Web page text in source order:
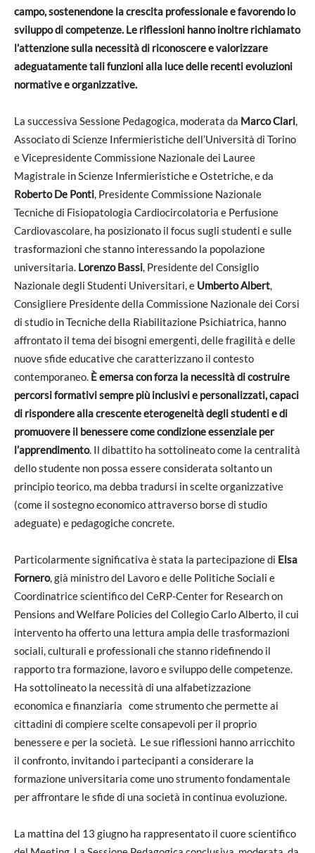
campo, sostenendone la crescita professionale e favorendo lo
sviluppo di competenze. Le riflessioni hanno inoltre richiamato
l’attenzione sulla necessità di riconoscere e valorizzare
adeguatamente tali funzioni alla luce delle recenti evoluzioni
normative e organizzative.
La successiva Sessione Pedagogica, moderata da Marco Clari,
Associato di Scienze Infermieristiche dell’Università di Torino
e Vicepresidente Commissione Nazionale dei Lauree
Magistrale in Scienze Infermieristiche e Ostetriche, e da
Roberto De Ponti, Presidente Commissione Nazionale
Tecniche di Fisiopatologia Cardiocircolatoria e Perfusione
Cardiovascolare, ha posizionato il focus sugli studenti e sulle
trasformazioni che stanno interessando la popolazione
universitaria. Lorenzo Bassi, Presidente del Consiglio
Nazionale degli Studenti Universitari, e Umberto Albert,
Consigliere Presidente della Commissione Nazionale dei Corsi
di studio in Tecniche della Riabilitazione Psichiatrica, hanno
affrontato il tema dei bisogni emergenti, delle fragilità e delle
nuove sfide educative che caratterizzano il contesto
contemporaneo. È emersa con forza la necessità di costruire
percorsi formativi sempre più inclusivi e personalizzati, capaci
di rispondere alla crescente eterogeneità degli studenti e di
promuovere il benessere come condizione essenziale per
l’apprendimento. Il dibattito ha sottolineato come la centralità
dello studente non possa essere considerata soltanto un
principio teorico, ma debba tradursi in scelte organizzative
(come il sostegno economico attraverso borse di studio
adeguate) e pedagogiche concrete.
Particolarmente significativa è stata la partecipazione di Elsa
Fornero, già ministro del Lavoro e delle Politiche Sociali e
Coordinatrice scientifico del CeRP-Center for Research on
Pensions and Welfare Policies del Collegio Carlo Alberto, il cui
intervento ha offerto una lettura ampia delle trasformazioni
sociali, culturali e professionali che stanno ridefinendo il
rapporto tra formazione, lavoro e sviluppo delle competenze.
Ha sottolineato la necessità di una alfabetizzazione
economica e finanziaria come strumento che permette ai
cittadini di compiere scelte consapevoli per il proprio
benessere e per la società. Le sue riflessioni hanno arricchito
il confronto, invitando i partecipanti a considerare la
formazione universitaria come uno strumento fondamentale
per affrontare le sfide di una società in continua evoluzione.
La mattina del 13 giugno ha rappresentato il cuore scientifico